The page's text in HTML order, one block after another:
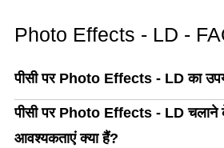
Photo Effects - LD -
पीसी पर Photo Effects - LD का
पीसी पर Photo Effects - LD चलाने
आवश्यकताएं क्या हैं?